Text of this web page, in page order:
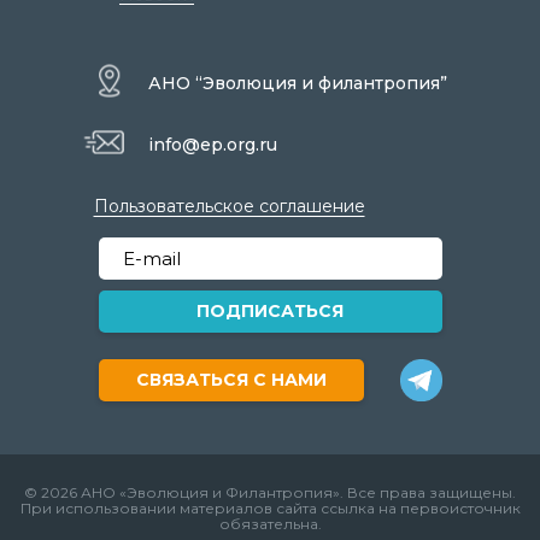
АНО “Эволюция и филантропия”
info@ep.org.ru
Пользовательское соглашение
ПОДПИСАТЬСЯ
СВЯЗАТЬСЯ С НАМИ
© 2026 АНО «Эволюция и Филантропия». Все права защищены.
При использовании материалов сайта ссылка на первоисточник
обязательна.